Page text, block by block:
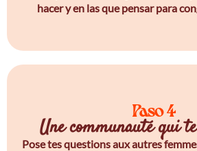
hacer y en las que pensar para
Paso 4
Une communauté qui
Pose tes questions aux autres